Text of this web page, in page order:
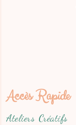
Accès Rapide
Ateliers Créatifs